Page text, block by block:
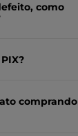
como
comprando